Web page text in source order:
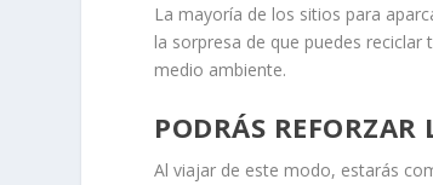
La mayoría de los sitios para
la sorpresa de que puedes
medio ambiente.
PODRÁS
Al viajar de este modo, estarás